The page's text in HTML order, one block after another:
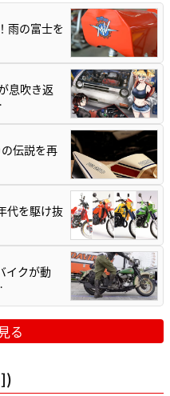
雨の富士を
息吹き返
伝説を再
代を駆け抜
イクが動
る